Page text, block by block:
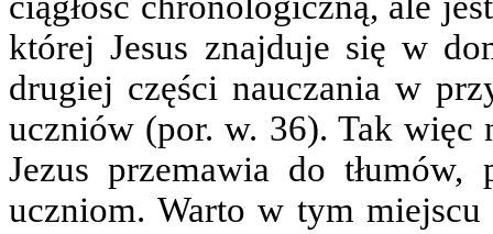
której Jesus znajduje się w
drugiej części nauczania w
uczniów (por. w. 36). Tak więc
Jezus przemawia do tłumów,
uczniom. Warto w tym miejscu